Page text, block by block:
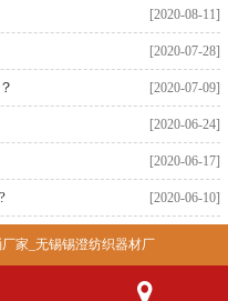
[2020-08-11]
[2020-07-28]
[2020-07-09]
[2020-06-24]
[2020-06-17]
[2020-06-10]
家_无锡锡澄纺织器材厂